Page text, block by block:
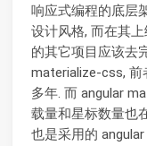
响应式编程的底层
设计风格, 而在其
的其它项目应该去
materialize-css, 前
多年. 而 angular
载量和星标数量也
也是采用的